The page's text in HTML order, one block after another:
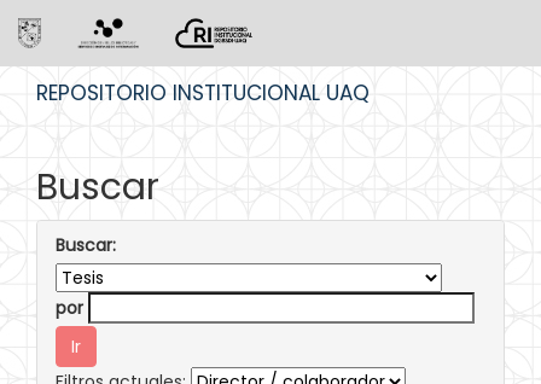
REPOSITORIO INSTITUCIONAL UAQ
Buscar
Buscar:
por